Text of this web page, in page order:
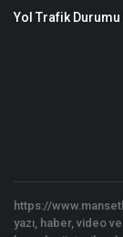
Yol Trafik Durumu
https://
yazı, haber, video